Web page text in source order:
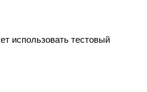
использовать тестовый